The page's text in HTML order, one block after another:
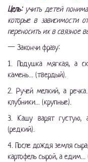
Цель: учить детей
которые в зависимости
переносить их в связное
— Закончи фразу:
1. Подушка мягкая, а
камень... (твердый).
2. Ручей мелкий, а
клубники... (крупные).
3. Кашу варят густую,
(редкий).
4. После дождя земля
картофель сырой, а едим...